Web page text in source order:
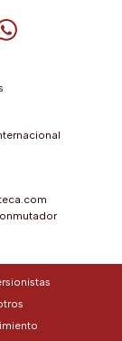
abre en una
(se abre en una
(se abre en
(se abre
de Telegram (se
de
Cuenta de